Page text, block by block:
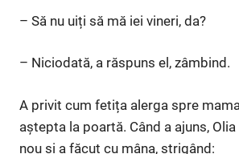
– Să nu uiți să mă iei vineri, da?
– Niciodată, a răspuns el, zâmbind.
A privit cum fetița alerga spre
aștepta la poartă. Când a ajuns,
nou și a făcut cu mâna, strigând: